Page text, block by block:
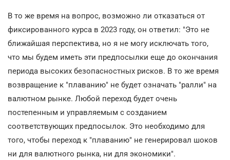
В то же время на вопрос, возможно ли отказаться от
фиксированного курса в 2023 году, он ответил: "Это не
ближайшая перспектива, но я не могу исключать того,
что мы будем иметь эти предпосылки еще до окончания
периода высоких безопасностных рисков. В то же время
возвращение к "плаванию" не будет означать "ралли" на
валютном рынке. Любой переход будет очень
постепенным и управляемым с созданием
соответствующих предпосылок. Это необходимо для
того, чтобы переход к "плаванию" не генерировал шоков
ни для валютного рынка, ни для экономики".